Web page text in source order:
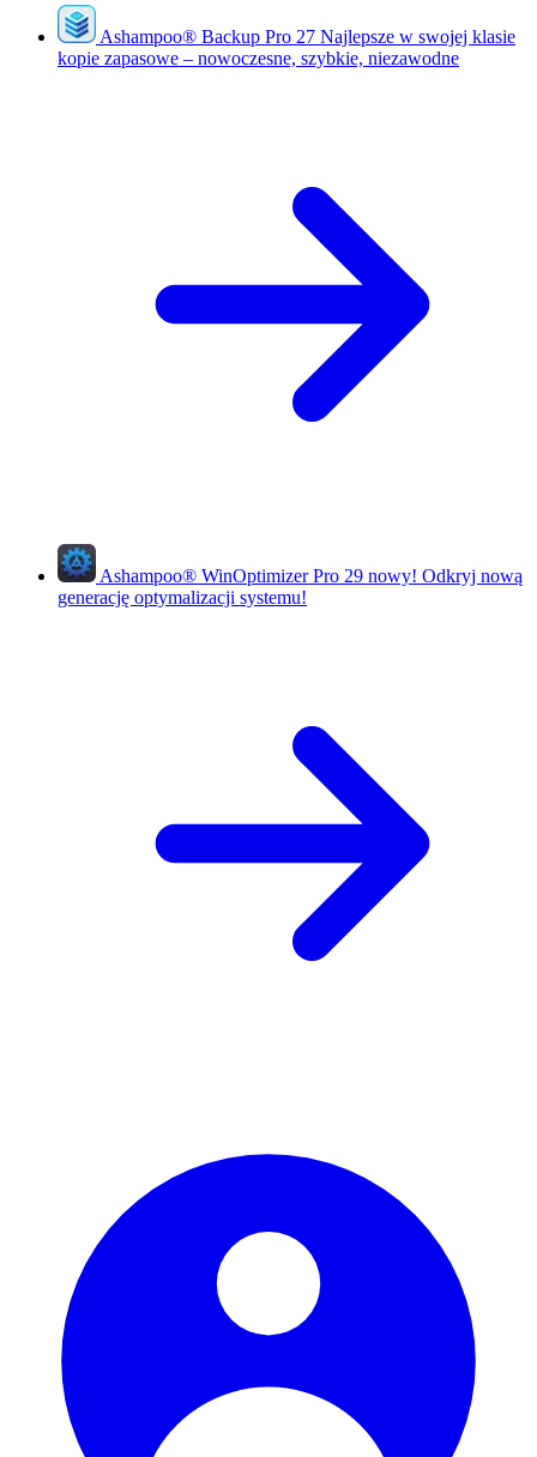
Ashampoo® Backup Pro 27 Najlepsze w swojej klasie
kopie zapasowe – nowoczesne, szybkie, niezawodne
Ashampoo® WinOptimizer Pro 29 nowy! Odkryj nową
generację optymalizacji systemu!